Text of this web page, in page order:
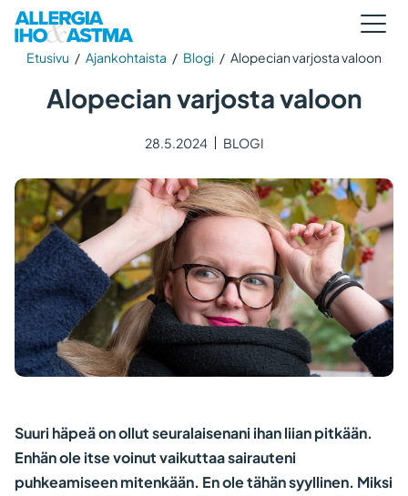
Etusivu / Ajankohtaista / Blogi / Alopecian varjosta valoon
Alopecian varjosta valoon
28.5.2024 BLOGI
Suuri häpeä on ollut seuralaisenani ihan liian pitkään.
Enhän ole itse voinut vaikuttaa sairauteni
puhkeamiseen mitenkään. En ole tähän syyllinen. Miksi